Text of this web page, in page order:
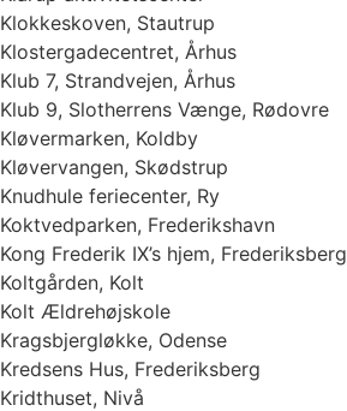
Klokkeskoven, Stautrup
Klostergadecentret, Århus
Klub 7, Strandvejen, Århus
Klub 9, Slotherrens Vænge, Rødovre
Kløvermarken, Koldby
Kløvervangen, Skødstrup
Knudhule feriecenter, Ry
Koktvedparken, Frederikshavn
Kong Frederik IX’s hjem, Frederiksberg
Koltgården, Kolt
Kolt Ældrehøjskole
Kragsbjergløkke, Odense
Kredsens Hus, Frederiksberg
Kridthuset, Nivå